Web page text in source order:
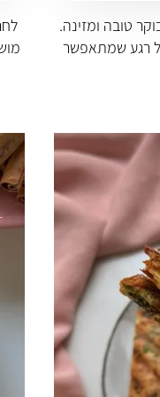
טובה ומזינה.
רגע שמתאפשר